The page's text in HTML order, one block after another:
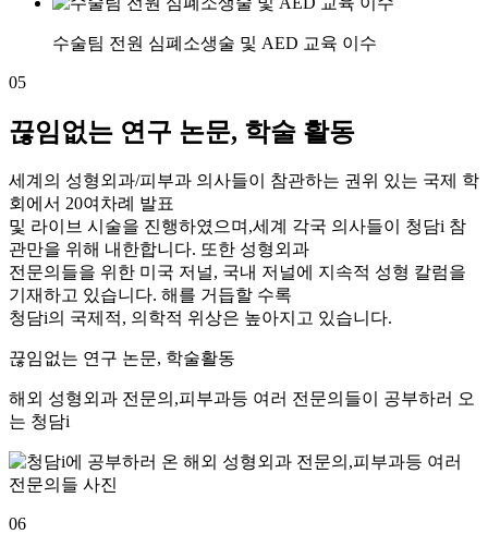
수술팀 전원 심폐소생술 및 AED 교육 이수
05
끊임없는 연구 논문, 학술 활동
세계의 성형외과/피부과 의사들이 참관하는 권위 있는 국제 학
회에서 20여차례 발표
및 라이브 시술을 진행하였으며,세계 각국 의사들이 청담i 참
관만을 위해 내한합니다. 또한 성형외과
전문의들을 위한 미국 저널, 국내 저널에 지속적 성형 칼럼을
기재하고 있습니다. 해를 거듭할 수록
청담i의 국제적, 의학적 위상은 높아지고 있습니다.
끊임없는 연구 논문, 학술활동
해외 성형외과 전문의,피부과등 여러 전문의들이 공부하러 오
는 청담i
06